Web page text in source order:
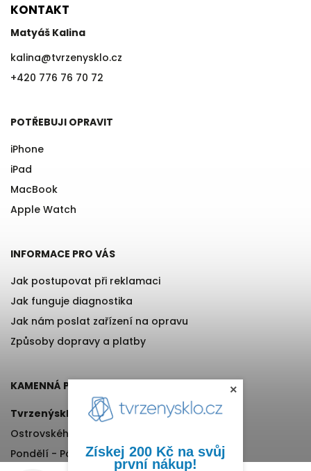
KONTAKT
Matyáš Kalina
kalina@tvrzenysklo.cz
+420 776 76 70 72
POTŘEBUJI OPRAVIT
iPhone
iPad
MacBook
Apple Watch
INFORMACE PRO VÁS
Jak postupovat při reklamaci
Jak funguje diagnostika
Jak nám poslat zařízení na opravu
Způsoby dopravy a platby
KAMENNÁ PRODEJNA
Tvrzenýsklo.cz
Ostrovského 971/11, Praha 5
Pondělí - Pátek, 12:00-17:00
×
Získej 200 Kč na svůj
první nákup!